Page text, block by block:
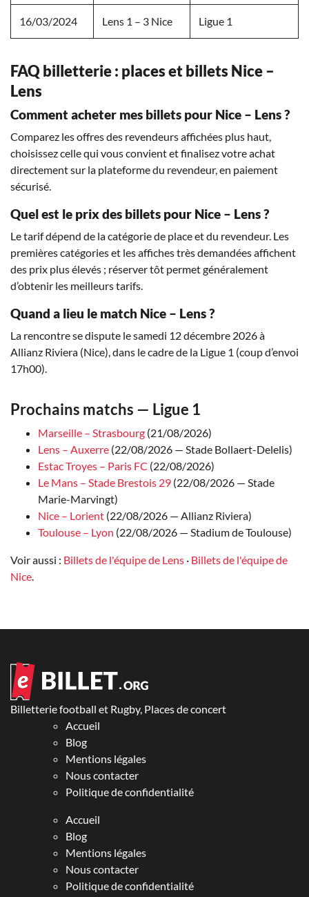
16/03/2024 Lens 1 – 3 Nice Ligue 1
FAQ billetterie : places et billets Nice –
Lens
Comment acheter mes billets pour Nice – Lens ?
Comparez les offres des revendeurs affichées plus haut,
choisissez celle qui vous convient et finalisez votre achat
directement sur la plateforme du revendeur, en paiement
sécurisé.
Quel est le prix des billets pour Nice – Lens ?
Le tarif dépend de la catégorie de place et du revendeur. Les
premières catégories et les affiches très demandées affichent
des prix plus élevés ; réserver tôt permet généralement
d’obtenir les meilleurs tarifs.
Quand a lieu le match Nice – Lens ?
La rencontre se dispute le samedi 12 décembre 2026 à
Allianz Riviera (Nice), dans le cadre de la Ligue 1 (coup d’envoi
17h00).
Prochains matchs — Ligue 1
Marseille – Strasbourg (21/08/2026)
Lens – Auxerre (22/08/2026 — Stade Bollaert-Delelis)
Estac Troyes – Paris FC (22/08/2026)
Le Mans – Stade Brestois 29 (22/08/2026 — Stade
Marie-Marvingt)
Nice – Lorient (22/08/2026 — Allianz Riviera)
Toulouse – Lyon (22/08/2026 — Stadium de Toulouse)
Voir aussi : Billets de l'équipe de Lens · Billets de l'équipe de
Nice.
Billetterie football et Rugby, Places de concert
Accueil
Blog
Mentions légales
Nous contacter
Politique de confidentialité
Accueil
Blog
Mentions légales
Nous contacter
Politique de confidentialité